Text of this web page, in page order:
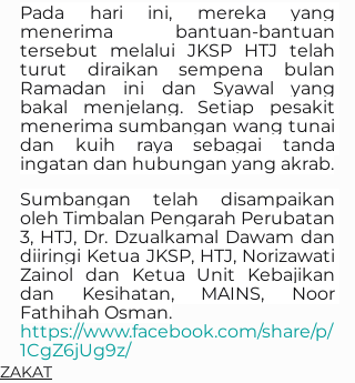
Pada hari ini, mereka yang
menerima bantuan-bantuan
tersebut melalui JKSP HTJ telah
turut diraikan sempena bulan
Ramadan ini dan Syawal yang
bakal menjelang. Setiap pesakit
menerima sumbangan wang tunai
dan kuih raya sebagai tanda
ingatan dan hubungan yang akrab.
Sumbangan telah disampaikan
oleh Timbalan Pengarah Perubatan
3, HTJ, Dr. Dzualkamal Dawam dan
diiringi Ketua JKSP, HTJ, Norizawati
Zainol dan Ketua Unit Kebajikan
dan Kesihatan, MAINS, Noor
Fathihah Osman.
https://www.facebook.com/share/p/
1CgZ6jUg9z/
ZAKAT